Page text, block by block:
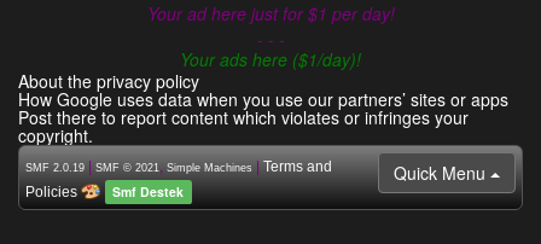
Your ad here just for $1 per day!
- - -
Your ads here ($1/day)!
About the privacy policy
How Google uses data when you use our partners’ sites or apps
Post there to report content which violates or infringes your
copyright.
Quick Menu
SMF 2.0.19 SMF © 2021, Simple Machines
Terms and
Policies
Smf Destek